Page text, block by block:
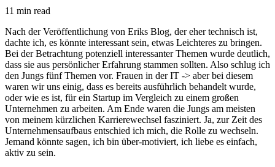
11 min read
Nach der Veröffentlichung von Eriks Blog, der eher technisch ist,
dachte ich, es könnte interessant sein, etwas Leichteres zu bringen.
Bei der Betrachtung potenziell interessanter Themen wurde deutlich,
dass sie aus persönlicher Erfahrung stammen sollten. Also schlug ich
den Jungs fünf Themen vor. Frauen in der IT -> aber bei diesem
waren wir uns einig, dass es bereits ausführlich behandelt wurde,
oder wie es ist, für ein Startup im Vergleich zu einem großen
Unternehmen zu arbeiten. Am Ende waren die Jungs am meisten
von meinem kürzlichen Karrierewechsel fasziniert. Ja, zur Zeit des
Unternehmensaufbaus entschied ich mich, die Rolle zu wechseln.
Jemand könnte sagen, ich bin über-motiviert, ich liebe es einfach,
aktiv zu sein.